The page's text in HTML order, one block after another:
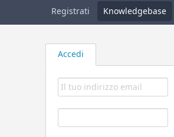
Registrati Knowledgebase
Accedi